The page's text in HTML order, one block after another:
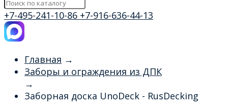
+7-495-241-10-86 +7-916-636-44-13
Главная →
Заборы и ограждения из ДПК
→
Заборная доска UnoDeck - RusDecking